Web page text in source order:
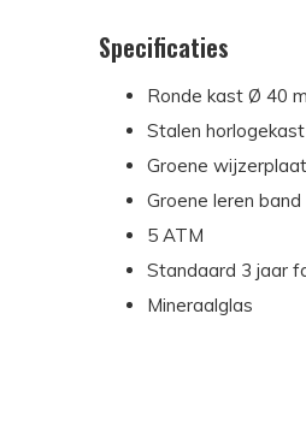
Specificaties
Ronde kast Ø 40
Stalen horlogekast
Groene wijzerplaat
Groene leren band
5 ATM
Standaard 3 jaar
Mineraalglas